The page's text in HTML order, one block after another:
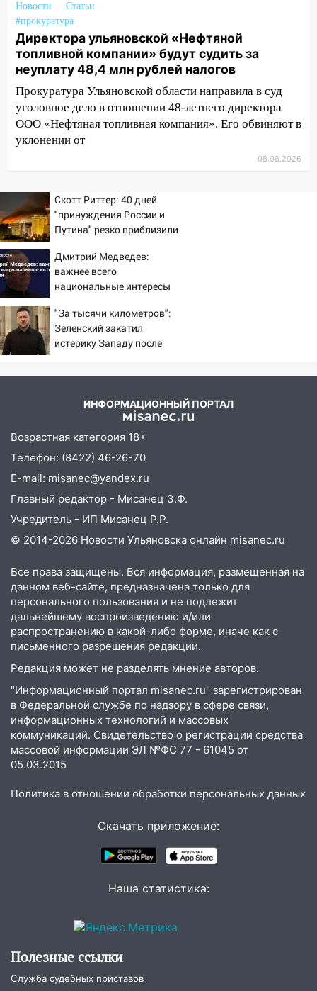
Новгородской в Ульяновске и рухнуло
на электрощит
13:10 В Заволжском районе дерево
упало во дворе
13:08 Ураган ударил по Ульяновску:
сорванные крыши, поваленные деревья,
затопленные улицы и остановившиеся
трамваи
воду
12:12
Прокуратура взяла на контроль
ДТП с шестилетним ребёнком на улице
Федерации
12:01
Пьяная женщина сбила
шестилетнего ребёнка на улице
Федерации: возбуждено уголовное дело
11:16
В Ульяновске ищут 37-летнего
мужчину, пропавшего ещё 19 июля
10:30 От мотофристайла до прогулки с
хаски: куда сходить в Ульяновской
области 8–9 августа
10:11 Директора ульяновской
«Нефтяной топливной компании» будут
судить за неуплату 48,4 млн рублей
налогов
09:28
Дети на дорогах: пострадали
велосипедисты, мотоциклисты и
пешеходы. Обзор крупных аварий в
08:30 Поджог со свечой, 16 сгоревших
домов и выстрел за водку
07:50 Какая погоды будет днем 8
августа
06:45
Императорский мост в
Ульяновске останется закрытым до
утра 10 августа
05:18 Судьба готовит сюрприз: гороскоп
на 8 августа — кому повезет с
деньгами, а кого ждет неожиданная
встреча
04:47
В Ульяновской области объявили
07.08.2026
Ульяновские аграрии смогут
состоялось торжественное
празднованию Дня сотрудника органов
следствия Российской Федерации
Новости
Статьи
#прокуратура
Директора ульяновской «Нефтяной
топливной компании» будут судить за
неуплату 48,4 млн рублей налогов
Прокуратура Ульяновской области направила в суд
уголовное дело в отношении 48-летнего директора
ООО «Нефтяная топливная компания». Его обвиняют в
уклонении от
08.08.2026
Скотт Риттер: 40 дней
"принуждения России и
Путина" резко приблизили
Дмитрий Медведев:
важнее всего
национальные интересы
"За тысячи километров":
Зеленский закатил
истерику Западу после
ИНФОРМАЦИОННЫЙ ПОРТАЛ
Возрастная категория 18+
Телефон: (8422) 46-26-70
E-mail: misanec@yandex.ru
Главный редактор - Мисанец З.Ф.
Учредитель - ИП Мисанец Р.Р.
© 2014-2026 Новости Ульяновска онлайн misanec.ru
Все права защищены. Вся информация, размещенная на
данном веб-сайте, предназначена только для
персонального пользования и не подлежит
дальнейшему воспроизведению и/или
распространению в какой-либо форме, иначе как с
письменного разрешения редакции.
Редакция может не разделять мнение авторов.
"Информационный портал misanec.ru" зарегистрирован
в Федеральной службе по надзору в сфере связи,
информационных технологий и массовых
коммуникаций. Свидетельство о регистрации средства
массовой информации ЭЛ №ФС 77 - 61045 от
05.03.2015
Политика в отношении обработки персональных данных
Скачать приложение:
Наша статистика:
Полезные ссылки
Служба судебных приставов